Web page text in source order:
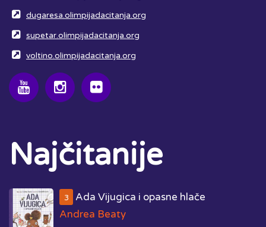
dugaresa.olimpijadacitanja.org
supetar.olimpijadacitanja.org
voltino.olimpijadacitanja.org
Najčitanije
3
Ada Vijugica i opasne hlače
Andrea Beaty